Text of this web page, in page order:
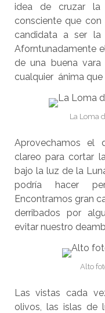
idea de cruzar la
consciente que
candidata a ser
Aforntunadamente
de una buena
cualquier ánima que
La Loma
Aprovechamos el
clareo para cortar
bajo la luz de la
podría hacer
Encontramos gran
derribados por
evitar nuestro
Alto
Las vistas cada
olivos, las islas de